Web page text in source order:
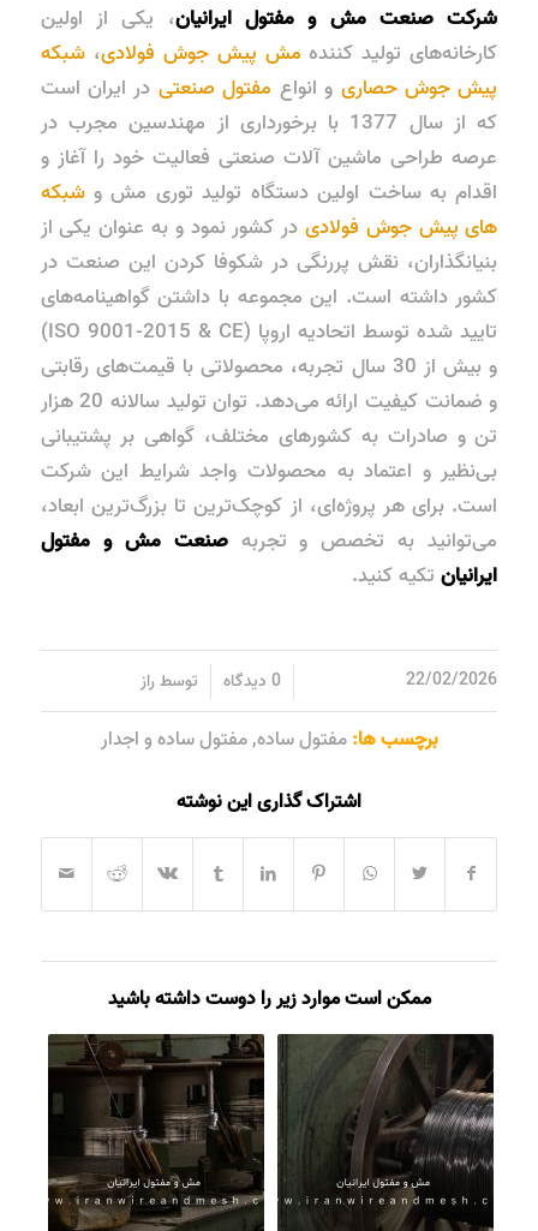
شرکت صنعت مش و مفتول ایرانیان، یکی از اولین
کارخانه‌های تولید کننده مش پیش جوش فولادی،شبکه
پیش جوش حصاری و انواع مفتول صنعتی در ایران است
که از سال 1377 با برخورداری از مهندسین مجرب در
عرصه طراحی ماشین آلات صنعتی فعالیت خود را آغاز و
اقدام به ساخت اولین دستگاه تولید توری مش وشبکه
های پیش جوش فولادیدر کشور نمود و به عنوان یکی از
بنیانگذاران، نقش پررنگی در شکوفا کردن این صنعت در
کشور داشته است. این مجموعه با داشتن گواهینامه‌های
تایید شده توسط اتحادیه اروپا (ISO 9001-2015 & CE)
و بیش از 30 سال تجربه، محصولاتی با قیمت‌های رقابتی
و ضمانت کیفیت ارائه می‌دهد. توان تولید سالانه 20 هزار
تن و صادرات به کشورهای مختلف، گواهی بر پشتیبانی
بی‌نظیر و اعتماد به محصولات واجد شرایط این شرکت
است. برای هر پروژه‌ای، از کوچک‌ترین تا بزرگ‌ترین ابعاد،
می‌توانید به تخصص و تجربهصنعت مش و مفتول
ایرانیانتکیه کنید.
22/02/2026 0 دیدگاه توسطراز
برچسب ها: مفتول ساده,مفتول ساده و اجدار
اشتراک گذاری این نوشته
ممکن است موارد زیر را دوست داشته باشید